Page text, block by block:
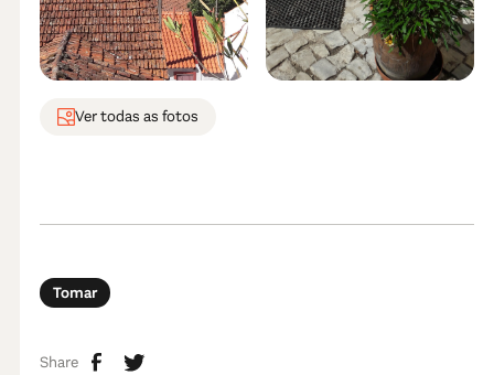
Ver todas as fotos
Tomar
Share